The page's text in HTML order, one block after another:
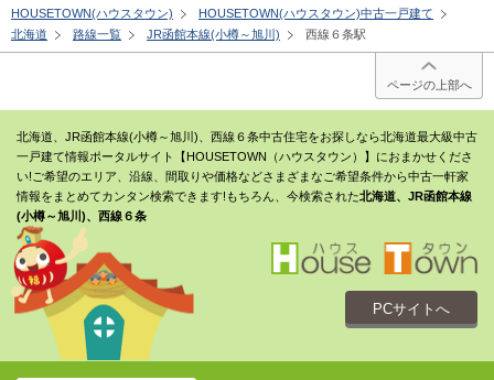
HOUSETOWN(ハウスタウン)
HOUSETOWN(ハウスタウン)中古一戸建て
北海道
路線一覧 JR函館本線(小樽～旭川) 西線６条駅
ページの上部へ
北海道、JR函館本線(小樽～旭川)、西線６条中古住宅をお探しなら北海道最大級中古
一戸建て情報ポータルサイト【HOUSETOWN（ハウスタウン）】におまかせくださ
い!ご希望のエリア、沿線、間取りや価格などさまざまなご希望条件から中古一軒家
情報をまとめてカンタン検索できます!もちろん、今検索された北海道、JR函館本線
(小樽～旭川)、西線６条
PCサイトへ